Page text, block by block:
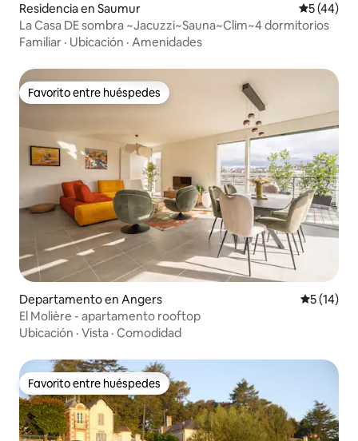
Residencia en Saumur
5 (44)
La Casa DE sombra ~Jacuzzi~Sauna~Clim~4 dormitorios
Familiar · Ubicación · Amenidades
Favorito entre huéspedes
Favorito entre huéspedes
Departamento en Angers
5 (14)
El Molière - apartamento rooftop
Ubicación · Vista · Comodidad
Favorito entre huéspedes
Favorito entre huéspedes